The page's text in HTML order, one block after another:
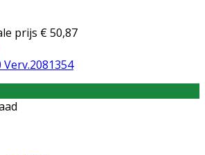
prijs € 50,87